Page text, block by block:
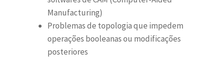
Manufacturing)
Problemas de topologia que impedem
operações booleanas ou modificações
posteriores